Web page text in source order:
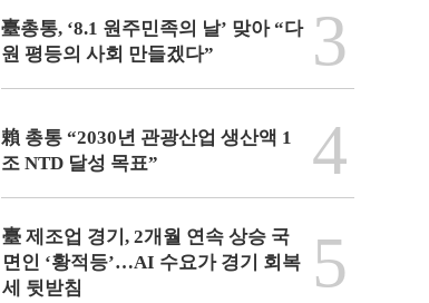
臺총통, ‘8.1 원주민족의 날’ 맞아 “다
원 평등의 사회 만들겠다”
3
賴 총통 “2030년 관광산업 생산액 1
조 NTD 달성 목표”
4
臺 제조업 경기, 2개월 연속 상승 국
면인 ‘황적등’…AI 수요가 경기 회복
세 뒷받침
5